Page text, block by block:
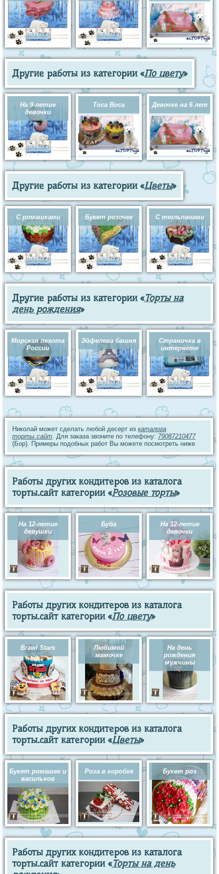
Другие работы из категории «По цвету»
На 9-летие
девочки
Toca Boca Девочке на 6 лет
Другие работы из категории «Цветы»
С ромашками Букет розочек С тюльпанами
Другие работы из категории «Торты на
день рождения»
Морская пехота
России
Эйфелева башня
Страничка в
интернете
Николай может сделать любой десерт из каталога
торты.сайт. Для заказа звоните по телефону: 79087210477
(Бор). Примеры подобных работ Вы можете посмотреть ниже
Работы других кондитеров из каталога
торты.сайт категории «Розовые торты»
На 12-летие
девушки
Буба
На 12-летие
девочки
Работы других кондитеров из каталога
торты.сайт категории «По цвету»
Brawl Stars
Любимой
мамочке
На день
рождения
мужчины
Работы других кондитеров из каталога
торты.сайт категории «Цветы»
Букет ромашек и
васильков
Роза в коробке Букет роз
Работы других кондитеров из каталога
торты.сайт категории «Торты на день